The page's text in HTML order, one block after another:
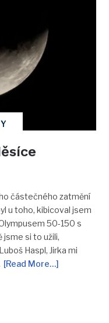
částečného zatmění
u toho, kibicoval jsem
50-150 s
si to užili,
Haspl, Jirka mi
[Read More…]